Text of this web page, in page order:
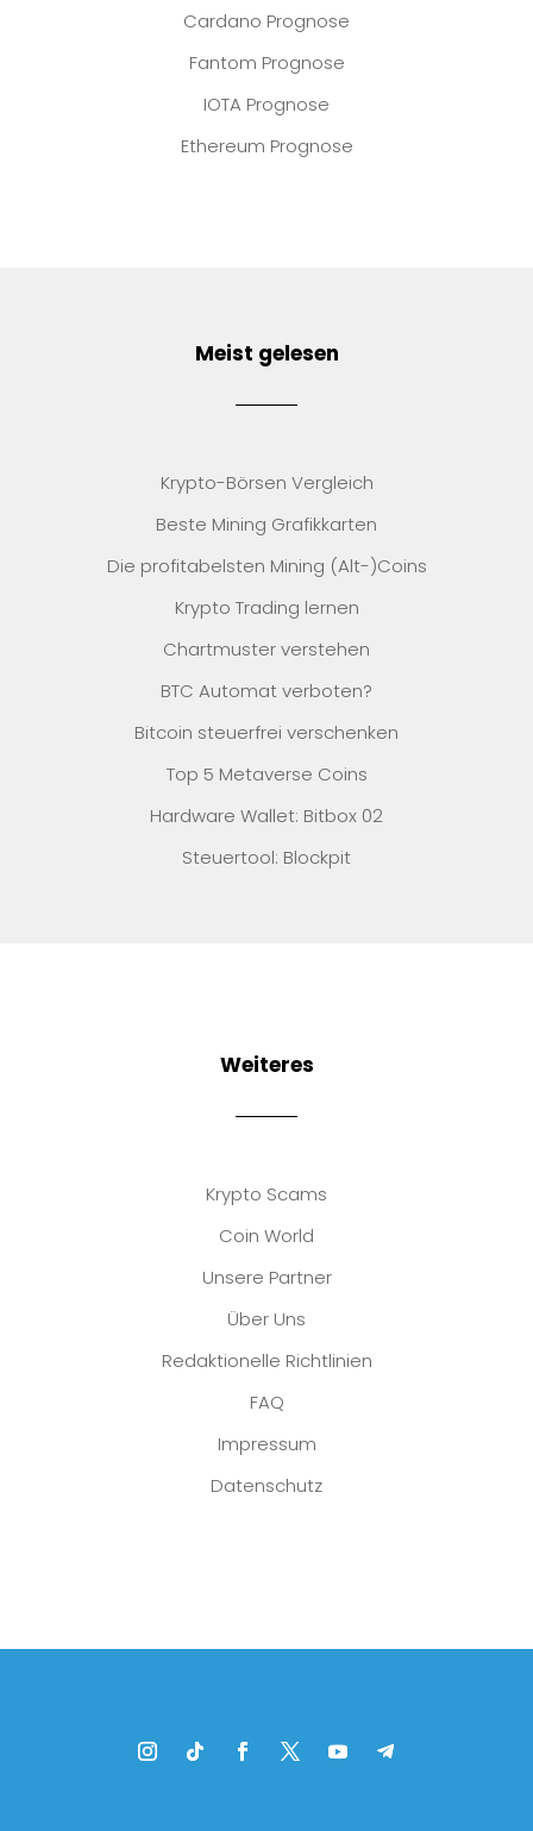
Cardano Prognose
Fantom Prognose
IOTA Prognose
Ethereum Prognose
Meist gelesen
Krypto-Börsen Vergleich
Beste Mining Grafikkarten
Die profitabelsten Mining (Alt-)Coins
Krypto Trading lernen
Chartmuster verstehen
BTC Automat verboten?
Bitcoin steuerfrei verschenken
Top 5 Metaverse Coins
Hardware Wallet: Bitbox 02
Steuertool: Blockpit
Weiteres
Krypto Scams
Coin World
Unsere Partner
Über Uns
Redaktionelle Richtlinien
FAQ
Impressum
Datenschutz